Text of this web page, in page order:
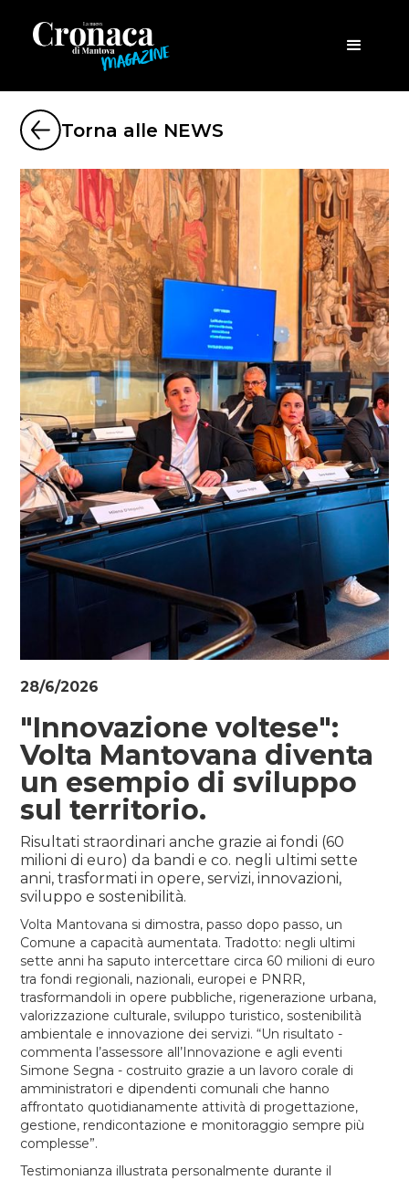
Torna alle NEWS
28/6/2026
"Innovazione voltese":
Volta Mantovana diventa
un esempio di sviluppo
sul territorio.
Risultati straordinari anche grazie ai fondi (60
milioni di euro) da bandi e co. negli ultimi sette
anni, trasformati in opere, servizi, innovazioni,
sviluppo e sostenibilità.
Volta Mantovana si dimostra, passo dopo passo, un
Comune a capacità aumentata. Tradotto: negli ultimi
sette anni ha saputo intercettare circa 60 milioni di euro
tra fondi regionali, nazionali, europei e PNRR,
trasformandoli in opere pubbliche, rigenerazione urbana,
valorizzazione culturale, sviluppo turistico, sostenibilità
ambientale e innovazione dei servizi. “Un risultato -
commenta l’assessore all’Innovazione e agli eventi
Simone Segna - costruito grazie a un lavoro corale di
amministratori e dipendenti comunali che hanno
affrontato quotidianamente attività di progettazione,
gestione, rendicontazione e monitoraggio sempre più
complesse”.
Testimonianza illustrata personalmente durante il